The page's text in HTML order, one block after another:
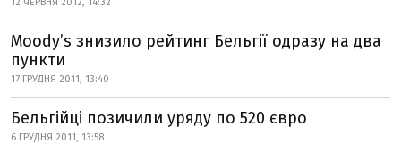
Moody’s знизило рейтинг Бельгії одразу на два
пункти
17 ГРУДНЯ 2011, 13:40
Бельгійці позичили уряду по 520 євро
6 ГРУДНЯ 2011, 13:58